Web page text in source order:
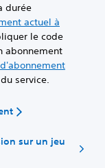
durée
actuel à
le code
abonnement
service.
sur un jeu